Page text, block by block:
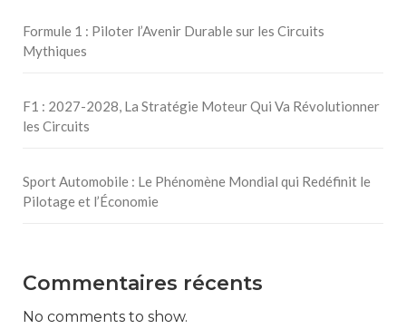
Formule 1 : Piloter l’Avenir Durable sur les Circuits
Mythiques
F1 : 2027-2028, La Stratégie Moteur Qui Va Révolutionner
les Circuits
Sport Automobile : Le Phénomène Mondial qui Redéfinit le
Pilotage et l’Économie
Commentaires récents
No comments to show.